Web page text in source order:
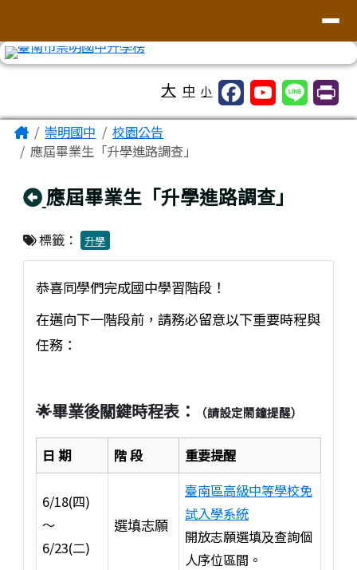
大 中 小
主內容區域
Home崇明國中
校園公告
應屆畢業生「升學進路調查」
回上頁
應屆畢業生「升學進路調查」
標籤： 升學
恭喜同學們完成國中學習階段！
在邁向下一階段前，請務必留意以下重要時程與
任務：
🌟畢業後關鍵時程表： （請設定鬧鐘提醒）
日 期 階 段 重要提醒
6/18(四)
～
6/23(二)
選填志願
臺南區高級中等學校免
試入學系統
開放志願選填及查詢個
人序位區間。
頁尾區域